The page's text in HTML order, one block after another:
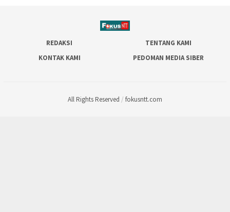
REDAKSI
TENTANG KAMI
KONTAK KAMI
PEDOMAN MEDIA SIBER
All Rights Reserved / fokusntt.com